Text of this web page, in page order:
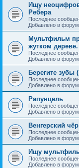
Ищу
Ребера
Последнее
Добавлено в
Мультфильм
жутком дереве.
Последнее
Добавлено в
Берегите зубы
Последнее
Добавлено в
Рапунцель
Последнее
Добавлено в
Венгерский
Последнее
Добавлено в
Ищу
Последнее
Добавлено в